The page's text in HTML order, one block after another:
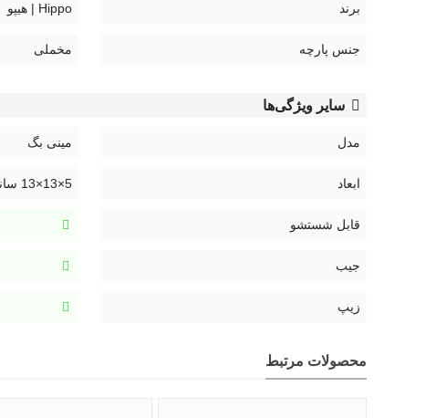
برند Hippo | هیپو
جنس پارچه مخملی
سایر ویژگی‌ها
مدل مینی بگ
ابعاد 5×13×13 سانتی متر
قابل شستشو
جیب
زیپ
محصولات مرتبط